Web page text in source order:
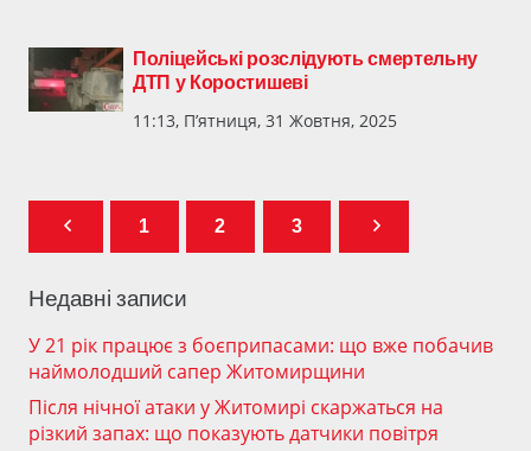
Поліцейські розслідують смертельну
ДТП у Коростишеві
11:13, П’ятниця, 31 Жовтня, 2025
1 2 3
Недавні записи
У 21 рік працює з боєприпасами: що вже побачив
наймолодший сапер Житомирщини
Після нічної атаки у Житомирі скаржаться на
різкий запах: що показують датчики повітря